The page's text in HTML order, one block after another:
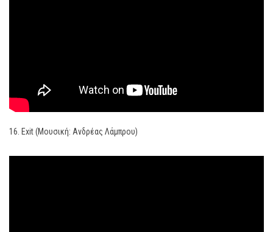
16. Exit (Μουσική: Ανδρέας Λάμπρου)